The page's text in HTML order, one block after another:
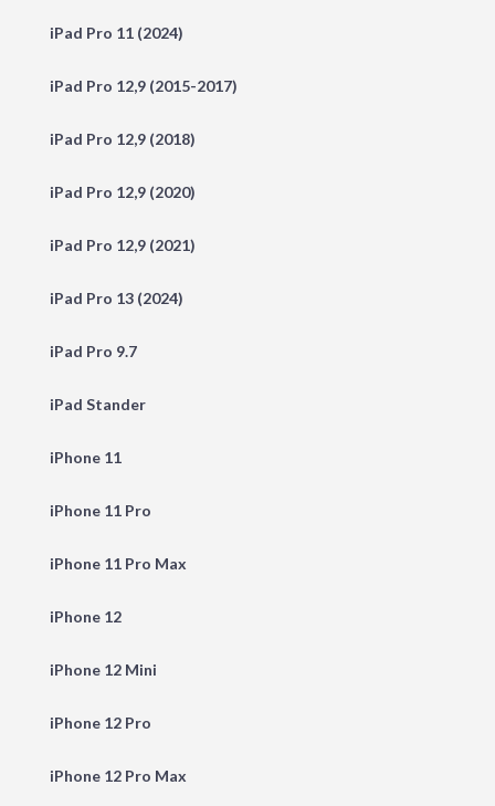
iPad Pro 11 (2024)
iPad Pro 12,9 (2015-2017)
iPad Pro 12,9 (2018)
iPad Pro 12,9 (2020)
iPad Pro 12,9 (2021)
iPad Pro 13 (2024)
iPad Pro 9.7
iPad Stander
iPhone 11
iPhone 11 Pro
iPhone 11 Pro Max
iPhone 12
iPhone 12 Mini
iPhone 12 Pro
iPhone 12 Pro Max